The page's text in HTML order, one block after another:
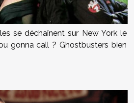
se déchaînent sur New York le
gonna call ? Ghostbusters bien